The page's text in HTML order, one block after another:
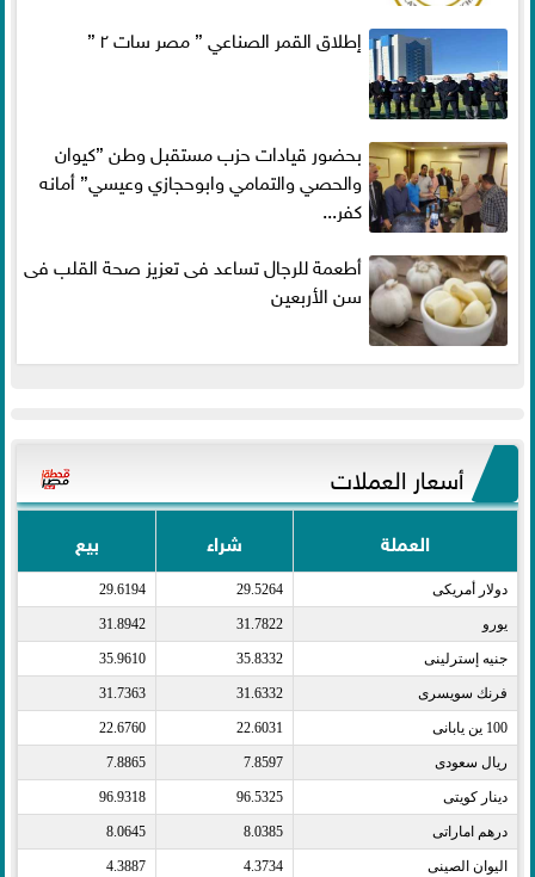
إطلاق القمر الصناعي ” مصر سات ٢ ”
بحضور قيادات حزب مستقبل وطن ”كيوان
والحصي والتمامي وابوحجازي وعيسي” أمانه
كفر...
أطعمة للرجال تساعد فى تعزيز صحة القلب فى
سن الأربعين
أسعار العملات
العملة شراء بيع
دولار أمريكى​ 29.5264
29.6194
يورو​ 31.7822
31.8942
جنيه إسترلينى​ 35.8332
35.9610
فرنك سويسرى​ 31.6332
31.7363
100 ين يابانى​ 22.6031
22.6760
ريال سعودى​ 7.8597
7.8865
دينار كويتى​ 96.5325
96.9318
درهم اماراتى​ 8.0385
8.0645
اليوان الصينى​ 4.3734
4.3887